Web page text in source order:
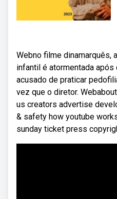
Webno filme dinamarquês,
infantil é atormentada
acusado de praticar
vez que o diretor.
us creators advertise
& safety how youtube
sunday ticket press